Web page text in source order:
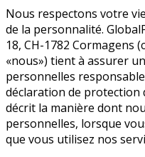
Nous respectons votre
de la personnalité.
18, CH-1782 Cormagens
«nous») tient à assurer
personnelles
déclaration de protection
décrit la manière dont
personnelles, lorsque
que vous utilisez nos